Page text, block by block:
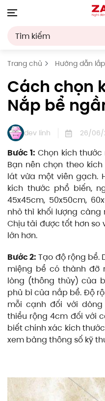
Trang chủ Hướng dẫn
Cách chọn
Nắp bể
dev linh 26/06/
Bước 1: Chọn kích
Bạn nên chọn theo
lát vừa một viên gạch.
kích thước phổ biến,
45x45cm, 50x50cm,
nhỏ thì khối lượng càng
Chịu tải được tốt hơn so
lớn hơn.
Bước 2: Tạo độ rộng bể.
miệng bể có thành đỡ
lòng (thông thủy) của
phủ bì của nắp bể. Độ
mỗi cạnh đối với
thiểu rộng 4cm đối với
biết chính xác kích
xem bảng thông số kỹ